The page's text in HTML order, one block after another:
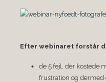
Efter webinaret forstår
de 5 fejl, der kostede
frustration og